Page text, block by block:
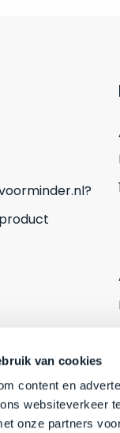
van cookies
content en
websiteverkeer
onze partners